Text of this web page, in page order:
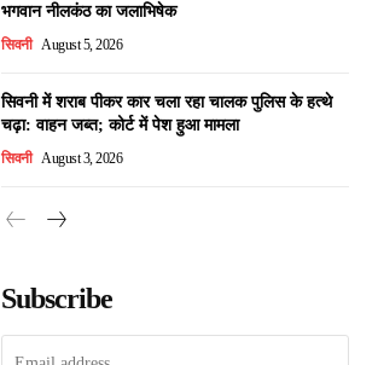
भगवान नीलकंठ का जलाभिषेक
सिवनी August 5, 2026
सिवनी में शराब पीकर कार चला रहा चालक पुलिस के हत्थे
चढ़ा: वाहन जब्त; कोर्ट में पेश हुआ मामला
सिवनी August 3, 2026
Subscribe